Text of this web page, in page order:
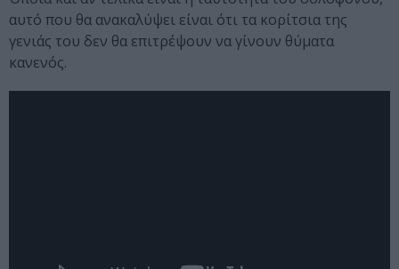
αυτό που θα ανακαλύψει είναι ότι τα κορίτσια της
γενιάς του δεν θα επιτρέψουν να γίνουν θύματα
κανενός.